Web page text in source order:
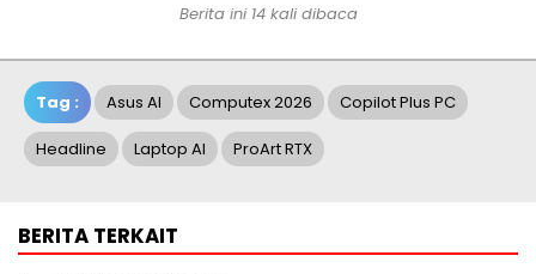
Berita ini 14 kali dibaca
Tag : Asus AI Computex 2026 Copilot Plus PC
Headline Laptop AI ProArt RTX
BERITA TERKAIT